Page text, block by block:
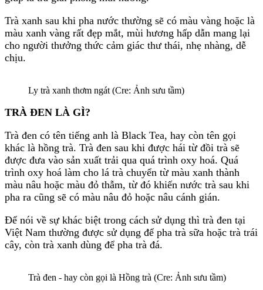
Trà xanh sau khi pha nước thường sẽ có màu vàng hoặc là
màu xanh vàng rất đẹp mắt, mùi hương hấp dẫn mang lại
cho người thưởng thức cảm giác thư thái, nhẹ nhàng, dễ
chịu.
Ly trà xanh thơm ngát (Cre: Ảnh sưu tầm)
TRÀ ĐEN LÀ GÌ?
Trà đen có tên tiếng anh là Black Tea, hay còn tên gọi
khác là hồng trà. Trà đen sau khi được hái từ đồi trà sẽ
được đưa vào sản xuất trải qua quá trình oxy hoá. Quá
trình oxy hoá làm cho lá trà chuyển từ màu xanh thành
màu nâu hoặc màu đỏ thẫm, từ đó khiến nước trà sau khi
pha ra cũng sẽ có màu nâu đỏ hoặc nâu cánh gián.
Để nói về sự khác biệt trong cách sử dụng thì trà đen tại
Việt Nam thường được sử dụng để pha trà sữa hoặc trà trái
cây, còn trà xanh dùng để pha trà đá.
Trà đen - hay còn gọi là Hồng trà (Cre: Ảnh sưu tầm)